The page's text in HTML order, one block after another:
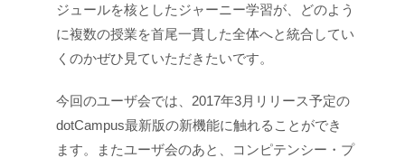
ジュールを核としたジャーニー学習が、どのよう
に複数の授業を首尾一貫した全体へと統合してい
くのかぜひ見ていただきたいです。
今回のユーザ会では、2017年3月リリース予定の
dotCampus最新版の新機能に触れることができ
ます。またユーザ会のあと、コンピテンシー・プ